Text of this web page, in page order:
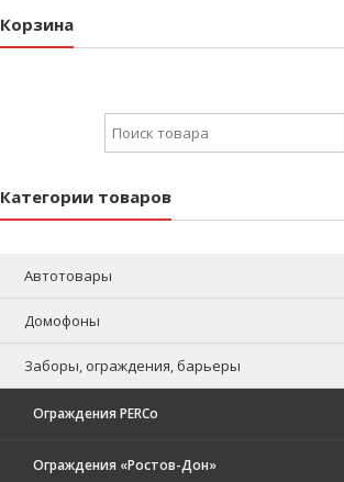
Корзина
Search for:
Категории товаров
Автотовары
Домофоны
Заборы, ограждения, барьеры
Ограждения PERCo
Ограждения «Ростов-Дон»